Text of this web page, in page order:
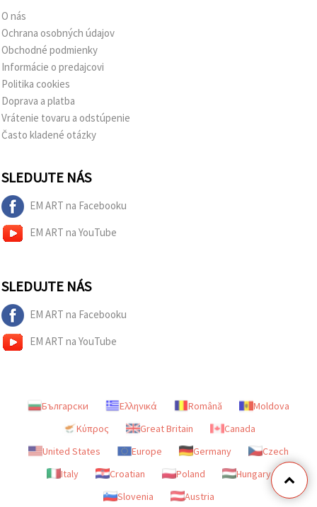
O nás
Ochrana osobných údajov
Obchodné podmienky
Informácie o predajcovi
Politika cookies
Doprava a platba
Vrátenie tovaru a odstúpenie
Často kladené otázky
SLEDUJTE NÁS
EM ART na Facebooku
EM ART na YouTube
SLEDUJTE NÁS
EM ART na Facebooku
EM ART na YouTube
Български Ελληνικά Română
Moldova
Κύπρος
Great Britain
Canada
United States
Europe Germany
Czech
Italy
Croatian Poland
Hungary
Slovenia
Austria